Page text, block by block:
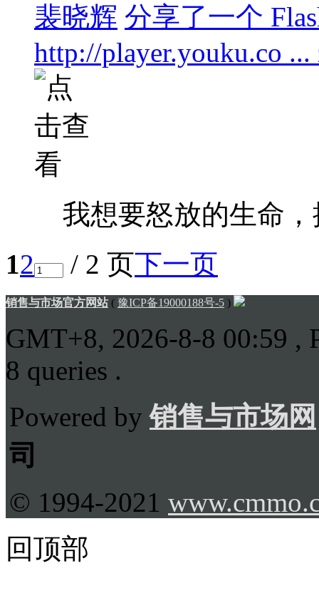
裴晓辉 分享了一个
http://player.youku.co
我想要怒放的生命
12 / 2 页下一页
销售与市场官方网站( 豫ICP备19000188号-5 )
GMT+8, 2026-8-8 00:59 ,
8 queries .
Powered by销售与市场网
司
© 1994-2021
回顶部